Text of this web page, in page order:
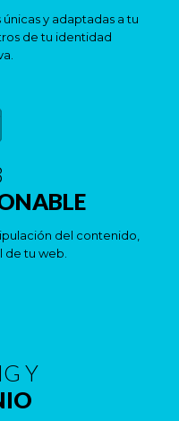
y adaptadas a tu
de tu identidad
del contenido,
tu web.
Y